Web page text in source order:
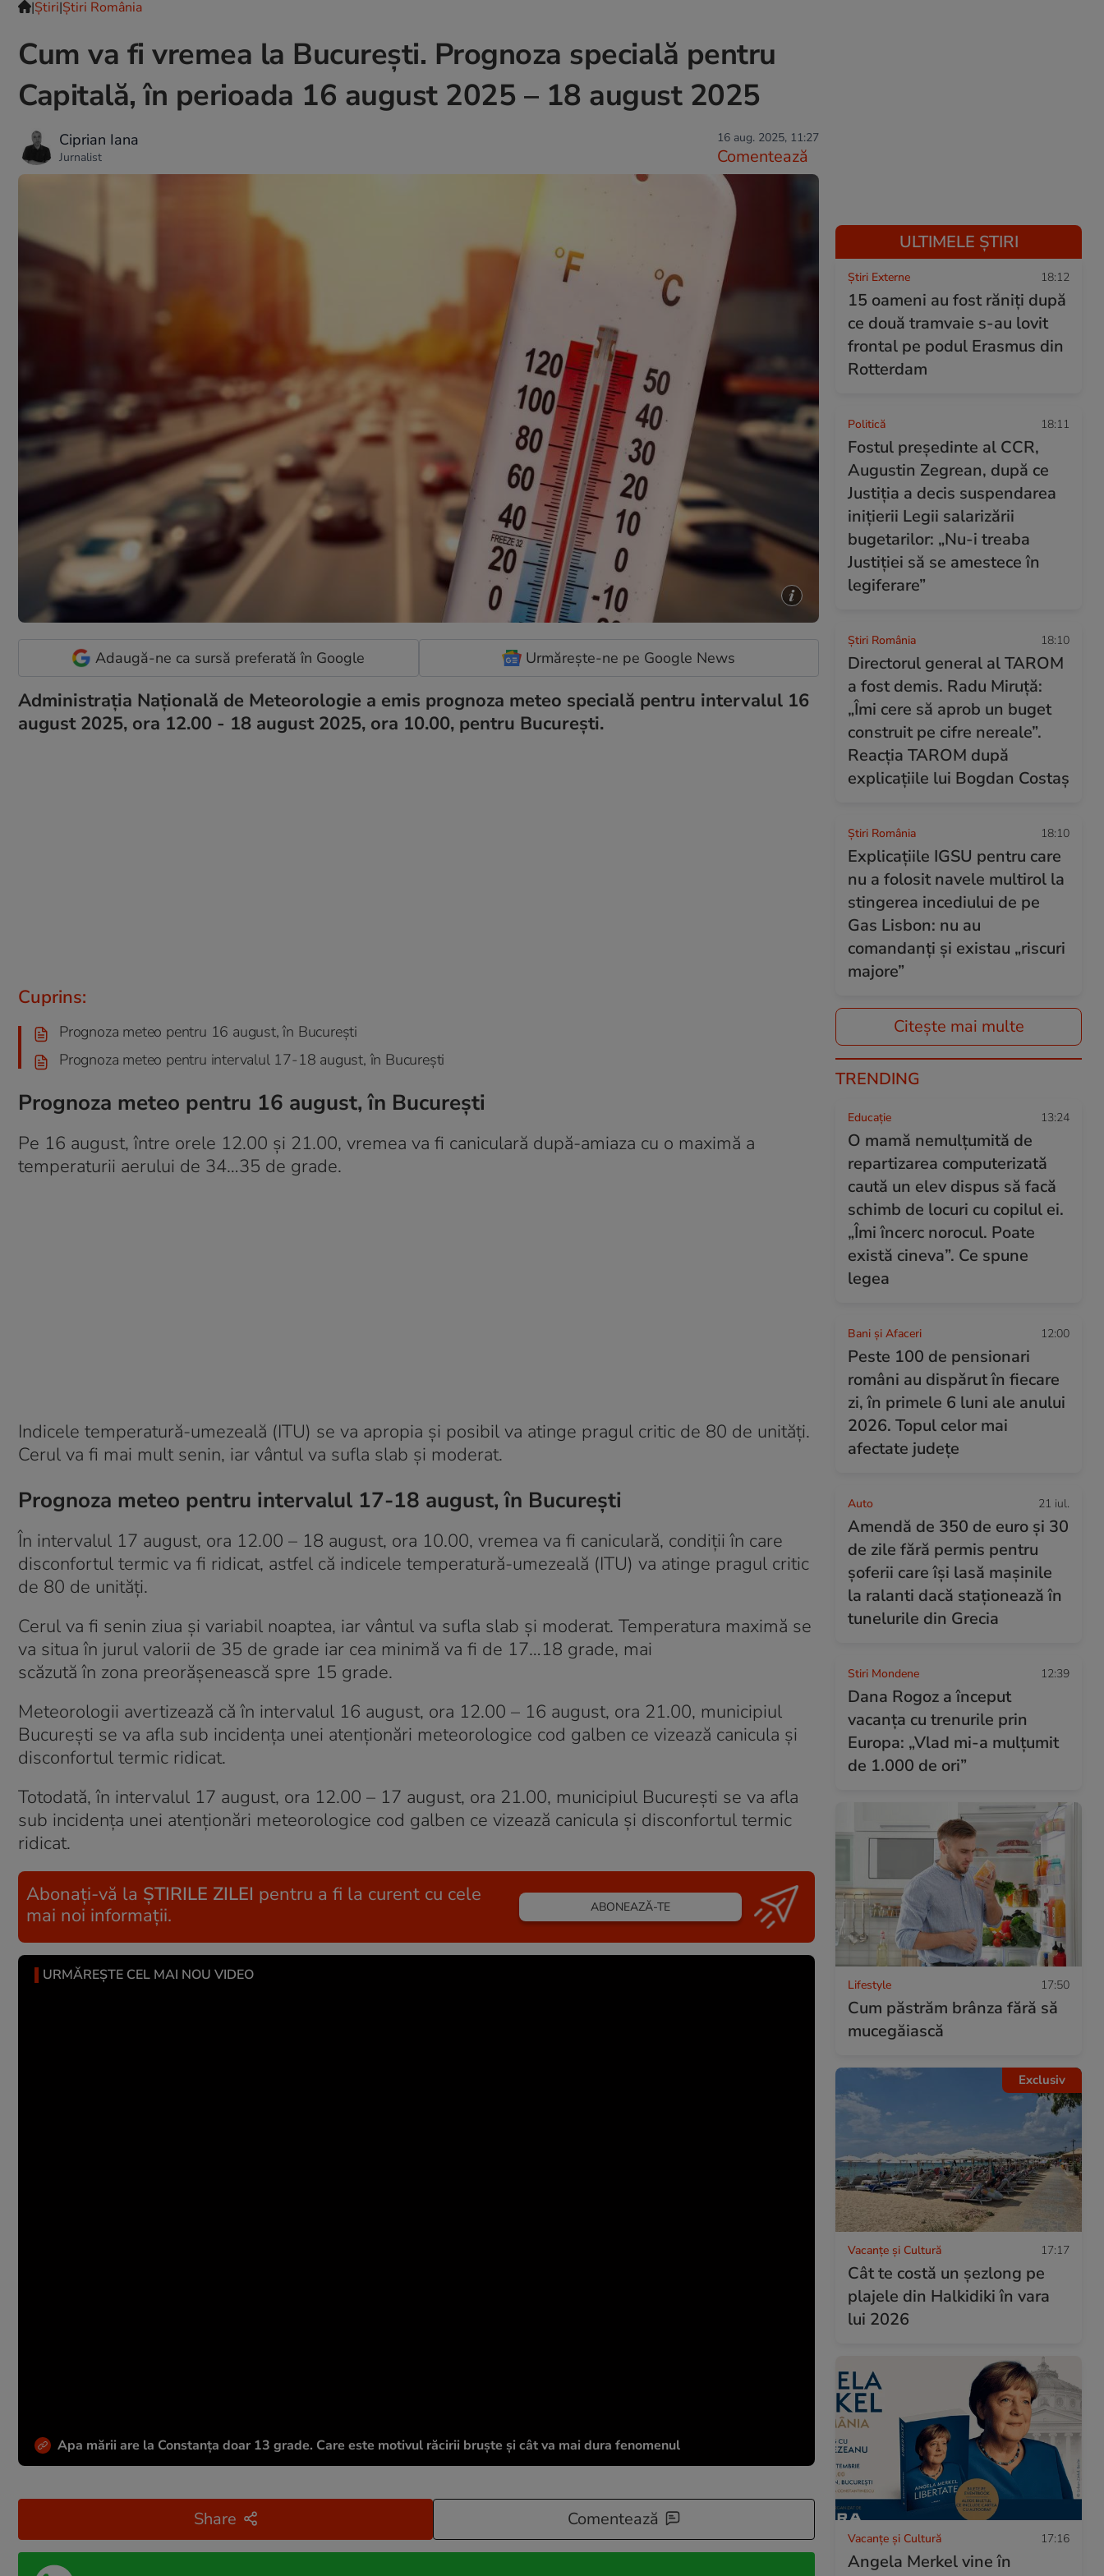
|Ştiri|Știri România
Cum va fi vremea la București. Prognoza specială pentru
Capitală, în perioada 16 august 2025 – 18 august 2025
Ciprian Iana
Jurnalist
16 aug. 2025, 11:27
Comentează
Adaugă-ne ca sursă preferată în Google Urmărește-ne pe Google News
Administrația Națională de Meteorologie a emis prognoza meteo specială pentru intervalul 16
august 2025, ora 12.00 - 18 august 2025, ora 10.00, pentru București.
Cuprins:
Prognoza meteo pentru 16 august, în București
Prognoza meteo pentru intervalul 17-18 august, în București
Prognoza meteo pentru 16 august, în București
Pe 16 august, între orele 12.00 și 21.00, vremea va fi caniculară după-amiaza cu o maximă a
temperaturii aerului de 34…35 de grade.
Indicele temperatură-umezeală (ITU) se va apropia și posibil va atinge pragul critic de 80 de unități.
Cerul va fi mai mult senin, iar vântul va sufla slab și moderat.
Prognoza meteo pentru intervalul 17-18 august, în București
În intervalul 17 august, ora 12.00 – 18 august, ora 10.00, vremea va fi caniculară, condiții în care
disconfortul termic va fi ridicat, astfel că indicele temperatură-umezeală (ITU) va atinge pragul critic
de 80 de unități.
Cerul va fi senin ziua și variabil noaptea, iar vântul va sufla slab și moderat. Temperatura maximă se
va situa în jurul valorii de 35 de grade iar cea minimă va fi de 17…18 grade, mai
scăzută în zona preorășenească spre 15 grade.
Meteorologii avertizează că în intervalul 16 august, ora 12.00 – 16 august, ora 21.00, municipiul
București se va afla sub incidența unei atenționări meteorologice cod galben ce vizează canicula și
disconfortul termic ridicat.
Totodată, în intervalul 17 august, ora 12.00 – 17 august, ora 21.00, municipiul București se va afla
sub incidența unei atenționări meteorologice cod galben ce vizează canicula și disconfortul termic
ridicat.
Abonați-vă la ȘTIRILE ZILEI pentru a fi la curent cu cele
mai noi informații.
ABONEAZĂ-TE
URMĂREȘTE CEL MAI NOU VIDEO
Apa mării are la Constanța doar 13 grade. Care este motivul răcirii bruște și cât va mai dura fenomenul
Share Comentează
ULTIMELE ȘTIRI
Știri Externe 18:12
15 oameni au fost răniți după
ce două tramvaie s-au lovit
frontal pe podul Erasmus din
Rotterdam
Politică 18:11
Fostul președinte al CCR,
Augustin Zegrean, după ce
Justiția a decis suspendarea
inițierii Legii salarizării
bugetarilor: „Nu-i treaba
Justiției să se amestece în
legiferare”
Știri România 18:10
Directorul general al TAROM
a fost demis. Radu Miruță:
„Îmi cere să aprob un buget
construit pe cifre nereale”.
Reacția TAROM după
explicațiile lui Bogdan Costaș
Știri România 18:10
Explicațiile IGSU pentru care
nu a folosit navele multirol la
stingerea incediului de pe
Gas Lisbon: nu au
comandanți și existau „riscuri
majore”
Citește mai multe
TRENDING
Educație 13:24
O mamă nemulțumită de
repartizarea computerizată
caută un elev dispus să facă
schimb de locuri cu copilul ei.
„Îmi încerc norocul. Poate
există cineva”. Ce spune
legea
Bani și Afaceri 12:00
Peste 100 de pensionari
români au dispărut în fiecare
zi, în primele 6 luni ale anului
2026. Topul celor mai
afectate județe
Auto 21 iul.
Amendă de 350 de euro și 30
de zile fără permis pentru
șoferii care își lasă mașinile
la ralanti dacă staționează în
tunelurile din Grecia
Stiri Mondene 12:39
Dana Rogoz a început
vacanța cu trenurile prin
Europa: „Vlad mi-a mulțumit
de 1.000 de ori”
Lifestyle 17:50
Cum păstrăm brânza fără să
mucegăiască
Exclusiv
Vacanțe și Cultură 17:17
Cât te costă un șezlong pe
plajele din Halkidiki în vara
lui 2026
Vacanțe și Cultură 17:16
Angela Merkel vine în